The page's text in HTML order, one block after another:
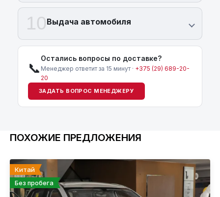
10Выдача автомобиля
📞
Остались вопросы по доставке?
Менеджер ответит за 15 минут · +375 (29) 689-20-
20
ЗАДАТЬ ВОПРОС МЕНЕДЖЕРУ
ПОХОЖИЕ ПРЕДЛОЖЕНИЯ
Китай
Без пробега